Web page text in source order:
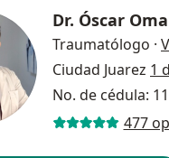
Dr. Óscar
Traumatólogo ·
Ciudad Juarez 1
No. de cédula:
477